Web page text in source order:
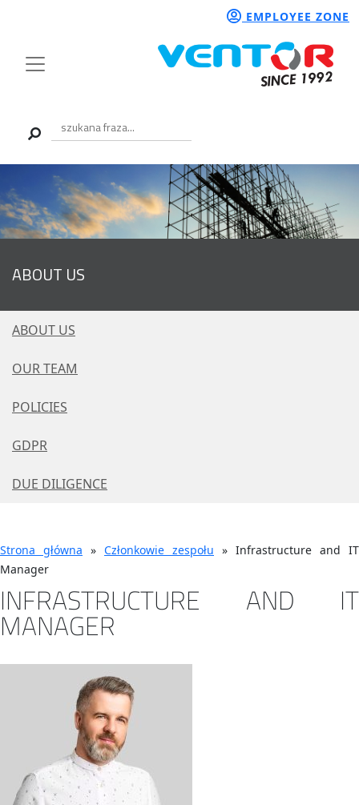
EMPLOYEE ZONE
ABOUT US
ABOUT US
OUR TEAM
POLICIES
GDPR
DUE DILIGENCE
Strona główna » Członkowie zespołu » Infrastructure and IT
Manager
INFRASTRUCTURE AND IT
MANAGER